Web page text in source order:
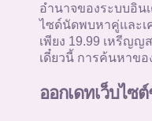
อำนาจของระบบอิน
ไซด์นัดพบหาคู่และเ
เพียง 19.99 เหรีญญ
เดี๋ยวนี้ การค้นหาข
ออกเดทเว็บไซ